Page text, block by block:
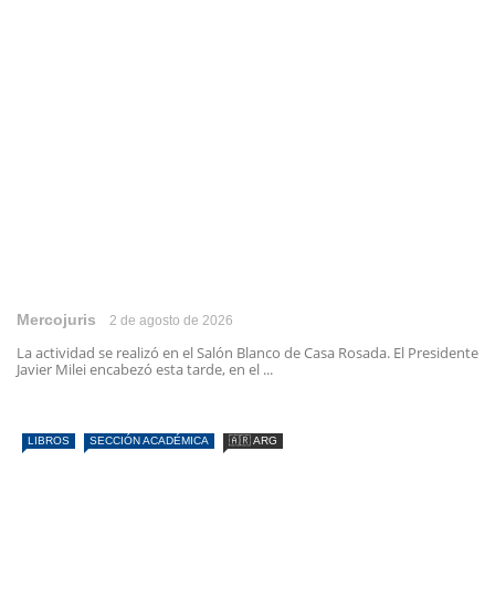
Mercojuris 2 de agosto de 2026
La actividad se realizó en el Salón Blanco de Casa Rosada. El Presidente
Javier Milei encabezó esta tarde, en el ...
LIBROS SECCIÓN ACADÉMICA 🇦🇷 ARG